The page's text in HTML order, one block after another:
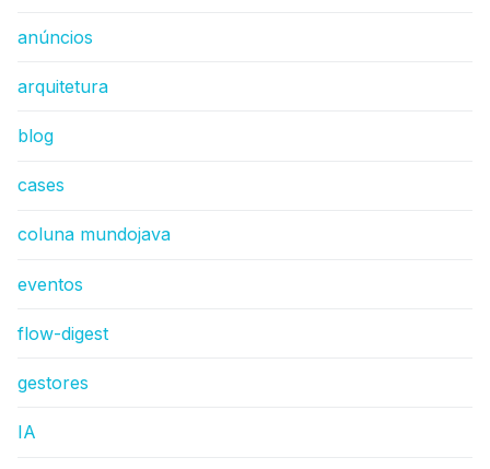
anúncios
arquitetura
blog
cases
coluna mundojava
eventos
flow-digest
gestores
IA